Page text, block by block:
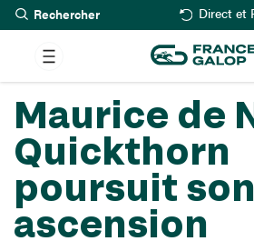
Aller
au
contenu
Rechercher Direct et
Maurice de
Quickthorn
poursuit son
ascension